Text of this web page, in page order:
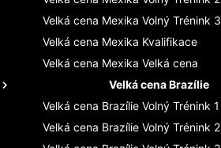
Velká cena Mexika Volný Trénink 3
Velká cena Mexika Kvalifikace
Velká cena Mexika Velká cena
Velká cena Brazílie
Velká cena Brazílie Volný Trénink 1
Velká cena Brazílie Volný Trénink 2